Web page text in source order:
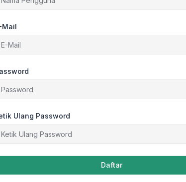
Mail
Ulang Password
Daftar